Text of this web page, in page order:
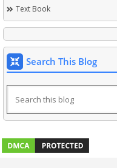
Text Book
Search This Blog